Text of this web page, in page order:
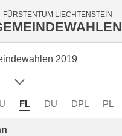
FÜRSTENTUM LIECHTENSTEIN
2019
FL DU DPL PL